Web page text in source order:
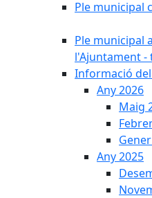
Ple municipal
Ple municipal
l'Ajuntament -
Informació
Any 2026
Maig
Any 2025